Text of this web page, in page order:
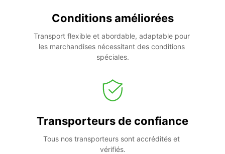
Conditions améliorées
Transport flexible et abordable, adaptable pour
les marchandises nécessitant des conditions
spéciales.
Transporteurs de confiance
Tous nos transporteurs sont accrédités et
vérifiés.